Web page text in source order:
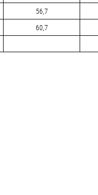
56,7
60,7